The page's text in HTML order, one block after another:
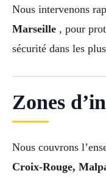
Nous intervenons
Marseille , pour
sécurité dans les
Zones
Nous couvrons
Croix-Rouge,